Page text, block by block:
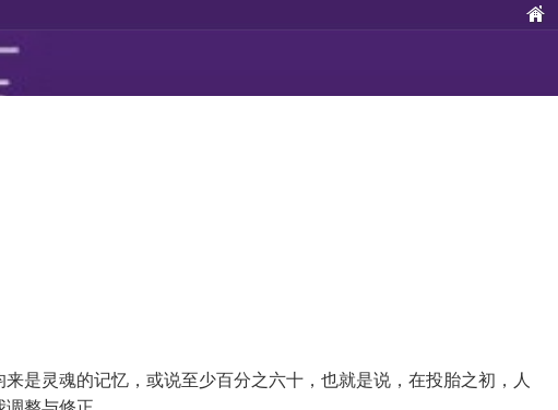
来是灵魂的记忆，或说至少百分之六十，也就是说，在投胎之初，人